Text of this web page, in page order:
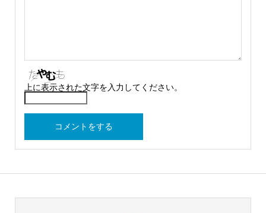
上に表示された文字を入力してください。